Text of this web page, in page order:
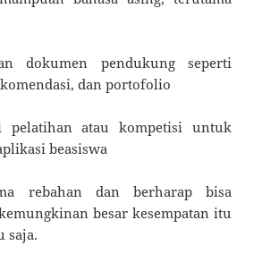
dokumen pendukung seperti
dan portofolio
pelatihan atau kompetisi untuk
beasiswa
rebahan dan berharap bisa
besar kesempatan itu
saja.